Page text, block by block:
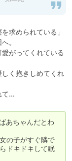
求められている」
。
がってくれている
く抱きしめてくれ
て…
あちゃんだとわ
の子がすぐ隣で
ドキドキして眠